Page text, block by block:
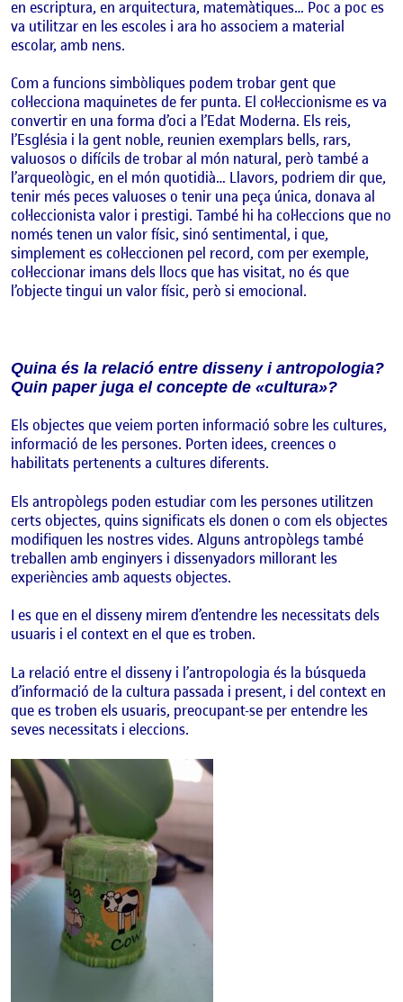
en escriptura, en arquitectura, matemàtiques… Poc a poc es
va utilitzar en les escoles i ara ho associem a material
escolar, amb nens.
Com a funcions simbòliques podem trobar gent que
col·lecciona maquinetes de fer punta. El col·leccionisme es va
convertir en una forma d’oci a l’Edat Moderna. Els reis,
l’Església i la gent noble, reunien exemplars bells, rars,
valuosos o difícils de trobar al món natural, però també a
l’arqueològic, en el món quotidià… Llavors, podriem dir que,
tenir més peces valuoses o tenir una peça única, donava al
col·leccionista valor i prestigi. També hi ha col·leccions que no
només tenen un valor físic, sinó sentimental, i que,
simplement es col·leccionen pel record, com per exemple,
col·leccionar imans dels llocs que has visitat, no és que
l’objecte tingui un valor físic, però si emocional.
Quina és la relació entre disseny i antropologia?
Quin paper juga el concepte de «cultura»?
Els objectes que veiem porten informació sobre les cultures,
informació de les persones. Porten idees, creences o
habilitats pertenents a cultures diferents.
Els antropòlegs poden estudiar com les persones utilitzen
certs objectes, quins significats els donen o com els objectes
modifiquen les nostres vides. Alguns antropòlegs també
treballen amb enginyers i dissenyadors millorant les
experiències amb aquests objectes.
I es que en el disseny mirem d’entendre les necessitats dels
usuaris i el context en el que es troben.
La relació entre el disseny i l’antropologia és la búsqueda
d’informació de la cultura passada i present, i del context en
que es troben els usuaris, preocupant-se per entendre les
seves necessitats i eleccions.